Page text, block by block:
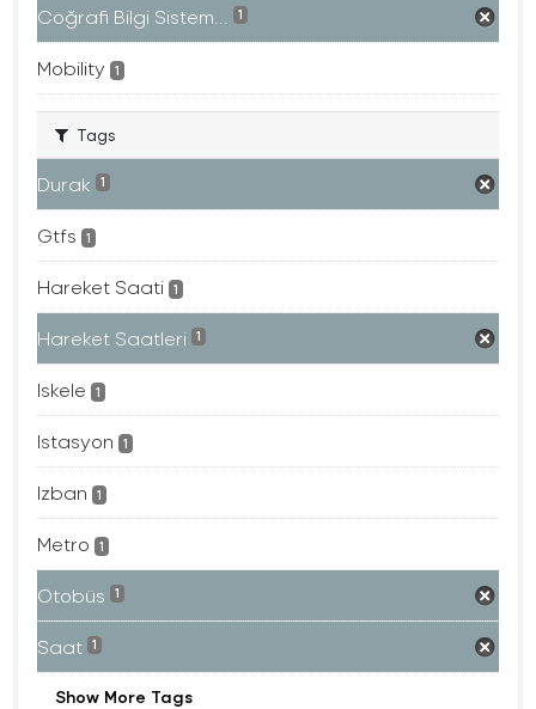
Coğrafi Bilgi Sistem... 1
Mobility 1
Tags
Durak 1
Gtfs 1
Hareket Saati 1
Hareket Saatleri 1
Iskele 1
Istasyon 1
Izban 1
Metro 1
Otobüs 1
Saat 1
Show More Tags